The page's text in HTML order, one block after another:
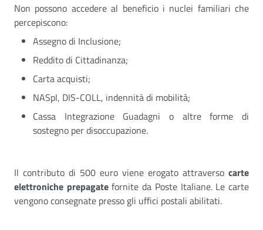
Non possono accedere al beneficioi nuclei familiari che
percepiscono:
Assegno di Inclusione;
Reddito di Cittadinanza;
Carta acquisti;
NASpI, DIS-COLL, indennità di mobilità;
Cassa Integrazione Guadagni o altre forme di
sostegno per disoccupazione.
Il contributo di 500 euro viene erogato attraverso carte
elettroniche prepagatefornite da Poste Italiane. Le carte
vengono consegnate presso gli uffici postali abilitati.